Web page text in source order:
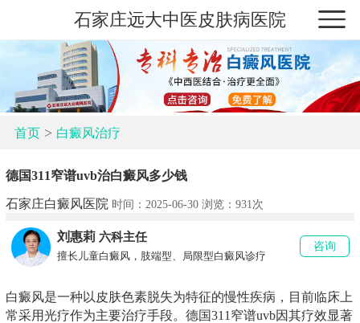
石家庄远大中医皮肤病医院
首页> 白癜风治疗
德国311窄谱uvb治白癜风多少钱
石家庄白癜风医院 时间：2025-06-30 浏览： 931次
刘惠莉 六科主任
擅长儿童白癜风，肢端型、局限型白癜风诊疗
咨询
白癜风是一种以皮肤色素脱失为特征的慢性疾病，目前临床上
常采用光疗作为主要治疗手段。德国311窄谱uvb因其疗效显著